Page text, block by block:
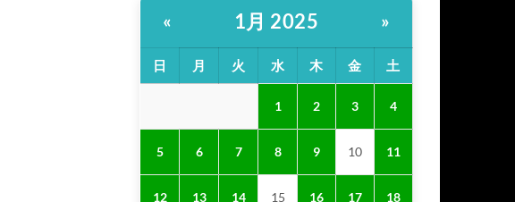
« 1月 2025 »
日 月 火 水 木 金 土
1 2 3 4
5 6 7 8 9 10 11
12 13 14 15 16 17 18